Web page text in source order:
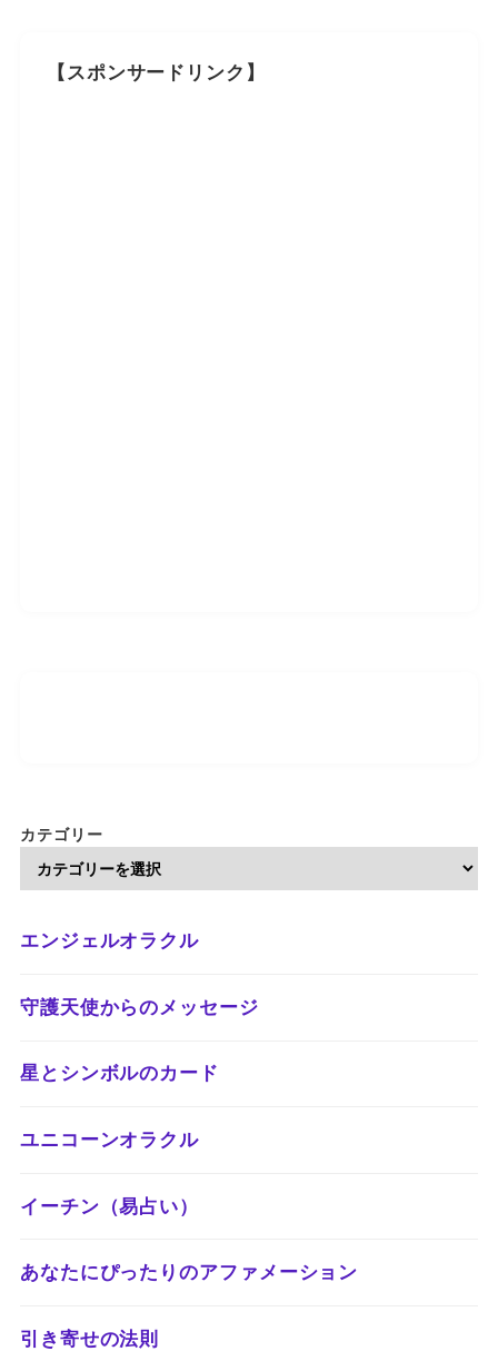
【スポンサードリンク】
カテゴリー
エンジェルオラクル
守護天使からのメッセージ
星とシンボルのカード
ユニコーンオラクル
イーチン（易占い）
あなたにぴったりのアファメーション
引き寄せの法則